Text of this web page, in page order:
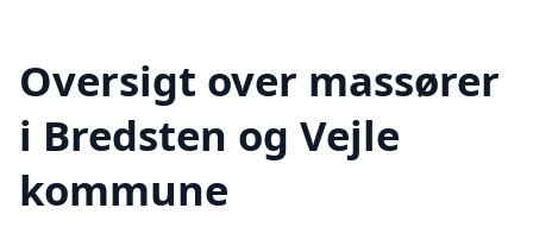
Oversigt over massører
i Bredsten og Vejle
kommune